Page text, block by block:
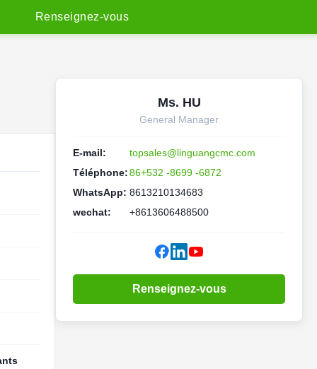
Renseignez-vous
Ms. HU
General Manager
E-mail:
topsales@linguangcmc.com
Téléphone:86+532 -8699 -6872
WhatsApp: 8613210134683
wechat:
+8613606488500
Renseignez-vous